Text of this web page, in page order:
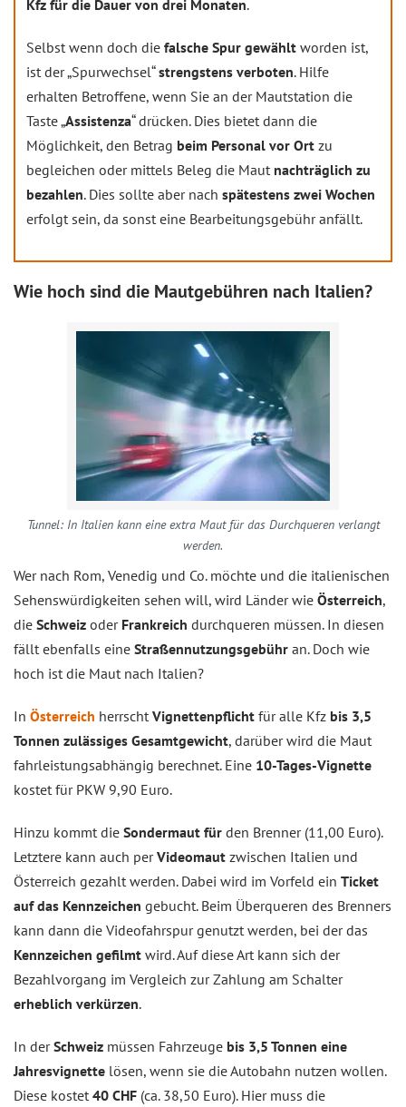
Kfz für die Dauer von drei Monaten.
Selbst wenn doch die falsche Spur gewählt worden ist,
ist der „Spurwechsel“strengstens verboten. Hilfe
erhalten Betroffene, wenn Sie an der Mautstation die
Taste „Assistenza“ drücken. Dies bietet dann die
Möglichkeit, den Betrag beim Personal vor Ort zu
begleichen oder mittels Beleg die Maut nachträglich zu
bezahlen. Dies sollte aber nach spätestens zwei Wochen
erfolgt sein, da sonst eine Bearbeitungsgebühr anfällt.
Wie hoch sind die Mautgebühren nach Italien?
Tunnel: In Italien kann eine extra Maut für das Durchqueren verlangt
werden.
Wer nach Rom, Venedig und Co. möchte und die italienischen
Sehenswürdigkeiten sehen will, wird Länder wie Österreich,
die Schweiz oder Frankreich durchqueren müssen. In diesen
fällt ebenfalls eine Straßennutzungsgebühr an. Doch wie
hoch ist die Maut nach Italien?
In Österreich herrscht Vignettenpflicht für alle Kfz bis 3,5
Tonnen zulässiges Gesamtgewicht, darüber wird die Maut
fahrleistungsabhängig berechnet. Eine 10-Tages-Vignette
kostet für PKW 9,90 Euro.
Hinzu kommt die Sondermaut für den Brenner (11,00 Euro).
Letztere kann auch perVideomaut zwischen Italien und
Österreich gezahlt werden. Dabei wird im Vorfeld ein Ticket
auf das Kennzeichen gebucht. Beim Überqueren des Brenners
kann dann die Videofahrspur genutzt werden, bei der das
Kennzeichen gefilmt wird. Auf diese Art kann sich der
Bezahlvorgang im Vergleich zur Zahlung am Schalter
erheblich verkürzen.
In derSchweiz müssen Fahrzeuge bis 3,5 Tonnen eine
Jahresvignette lösen, wenn sie die Autobahn nutzen wollen.
Diese kostet 40 CHF (ca. 38,50 Euro). Hier muss die